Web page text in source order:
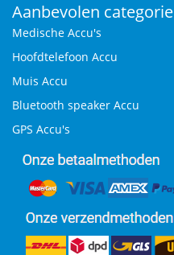
Aanbevolen categorie
Medische Accu's
Hoofdtelefoon Accu
Muis Accu
Bluetooth speaker Accu
GPS Accu's